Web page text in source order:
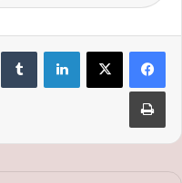
لينكدإن